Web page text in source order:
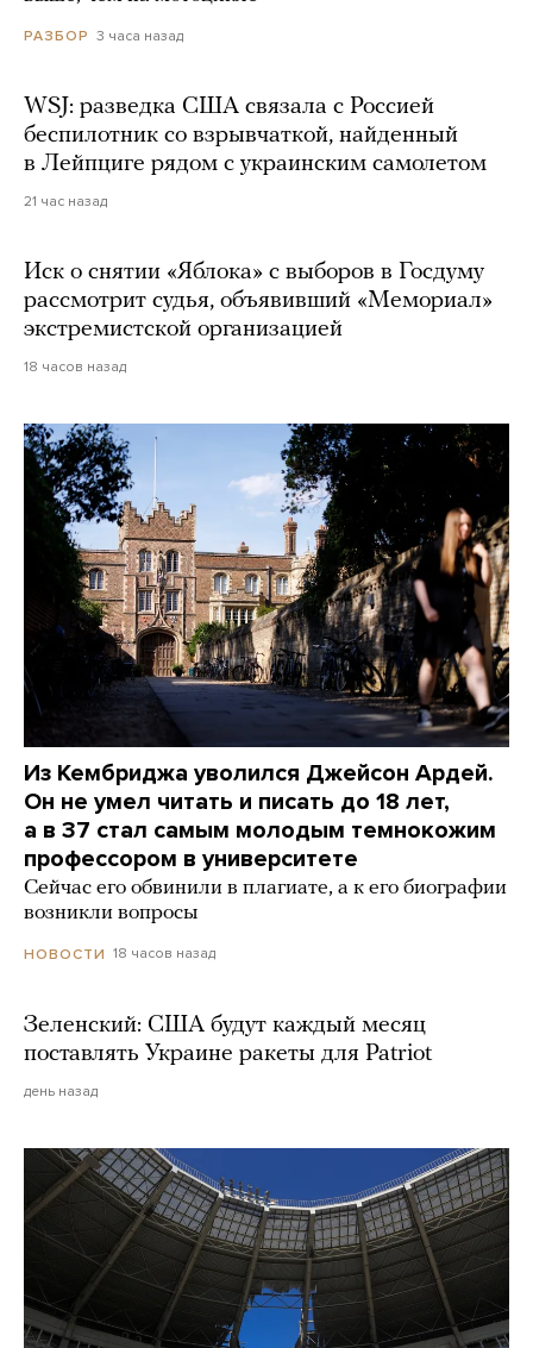
РАЗБОР 3 часа назад
WSJ: разведка США связала с Россией
беспилотник со взрывчаткой, найденный
в Лейпциге рядом с украинским самолетом
21 час назад
Иск о снятии «Яблока» с выборов в Госдуму
рассмотрит судья, объявивший «Мемориал»
экстремистской организацией
18 часов назад
Из Кембриджа уволился Джейсон Ардей.
Он не умел читать и писать до 18 лет,
а в 37 стал самым молодым темнокожим
профессором в университете
Сейчас его обвинили в плагиате, а к его биографии
возникли вопросы
НОВОСТИ 18 часов назад
Зеленский: США будут каждый месяц
поставлять Украине ракеты для Patriot
день назад